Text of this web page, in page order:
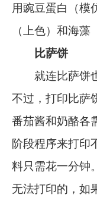
用豌豆蛋白（模
（上色）和海藻
比萨饼
就连比萨饼也
不过，打印比萨
番茄酱和奶酪各
阶段程序来打印
料只需花一分钟
无法打印的，如